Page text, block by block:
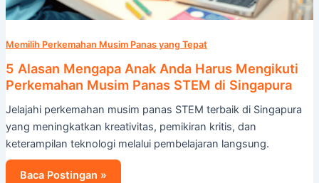
Memilih Perkemahan Musim Panas yang Tepat
5 Alasan Mengapa Anak Anda Harus Mengikuti
Perkemahan Musim Panas STEM di Singapura
Jelajahi perkemahan musim panas STEM terbaik di Singapura
yang meningkatkan kreativitas, pemikiran kritis, dan
keterampilan teknologi melalui pembelajaran langsung.
Baca Postingan »